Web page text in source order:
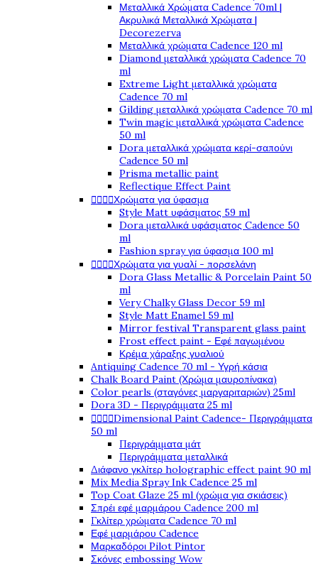
Μεταλλικά Χρώματα Cadence 70ml |
Ακρυλικά Μεταλλικά Χρώματα |
Decorezerva
Μεταλλικά χρώματα Cadence 120 ml
Diamond μεταλλικά χρώματα Cadence 70
ml
Extreme Light μεταλλικά χρώματα
Cadence 70 ml
Gilding μεταλλικά χρώματα Cadence 70 ml
Twin magic μεταλλικά χρώματα Cadence
50 ml
Dora μεταλλικά χρώματα κερί-σαπούνι
Cadence 50 ml
Prisma metallic paint
Reflectique Effect Paint
Χρώματα για ύφασμα
Style Matt υφάσματος 59 ml
Dora μεταλλικά υφάσματος Cadence 50
ml
Fashion spray για ύφασμα 100 ml
Χρώματα για γυαλί - πορσελάνη
Dora Glass Metallic & Porcelain Paint 50
ml
Very Chalky Glass Decor 59 ml
Style Matt Enamel 59 ml
Mirror festival Transparent glass paint
Frost effect paint - Εφέ παγωμένου
Κρέμα χάραξης γυαλιού
Antiquing Cadence 70 ml - Υγρή κάσια
Chalk Board Paint (Χρώμα μαυροπίνακα)
Color pearls (σταγόνες μαργαριταριών) 25ml
Dora 3D - Περιγράμματα 25 ml
Dimensional Paint Cadence- Περιγράμματα
50 ml
Περιγράμματα μάτ
Περιγράμματα μεταλλικά
Διάφανο γκλίτερ holographic effect paint 90 ml
Mix Media Spray Ink Cadence 25 ml
Top Coat Glaze 25 ml (χρώμα για σκιάσεις)
Σπρέι εφέ μαρμάρου Cadence 200 ml
Γκλίτερ χρώματα Cadence 70 ml
Εφέ μαρμάρου Cadence
Μαρκαδόροι Pilot Pintor
Σκόνες embossing Wow